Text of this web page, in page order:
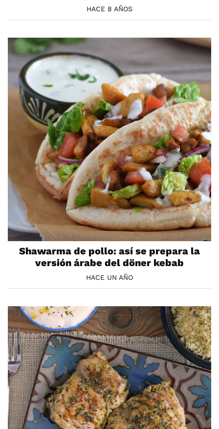
HACE 8 AÑOS
Shawarma de pollo: así se prepara la
versión árabe del döner kebab
HACE UN AÑO